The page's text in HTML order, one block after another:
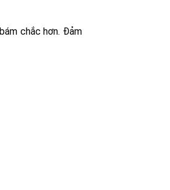
chắc hơn. Đảm